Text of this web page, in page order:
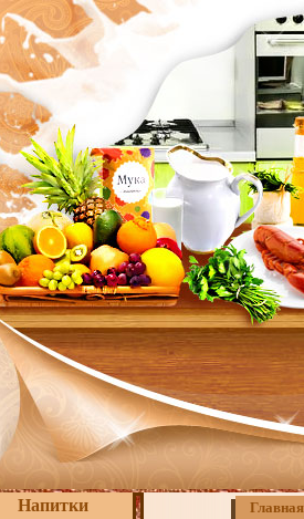
Напитки Главная